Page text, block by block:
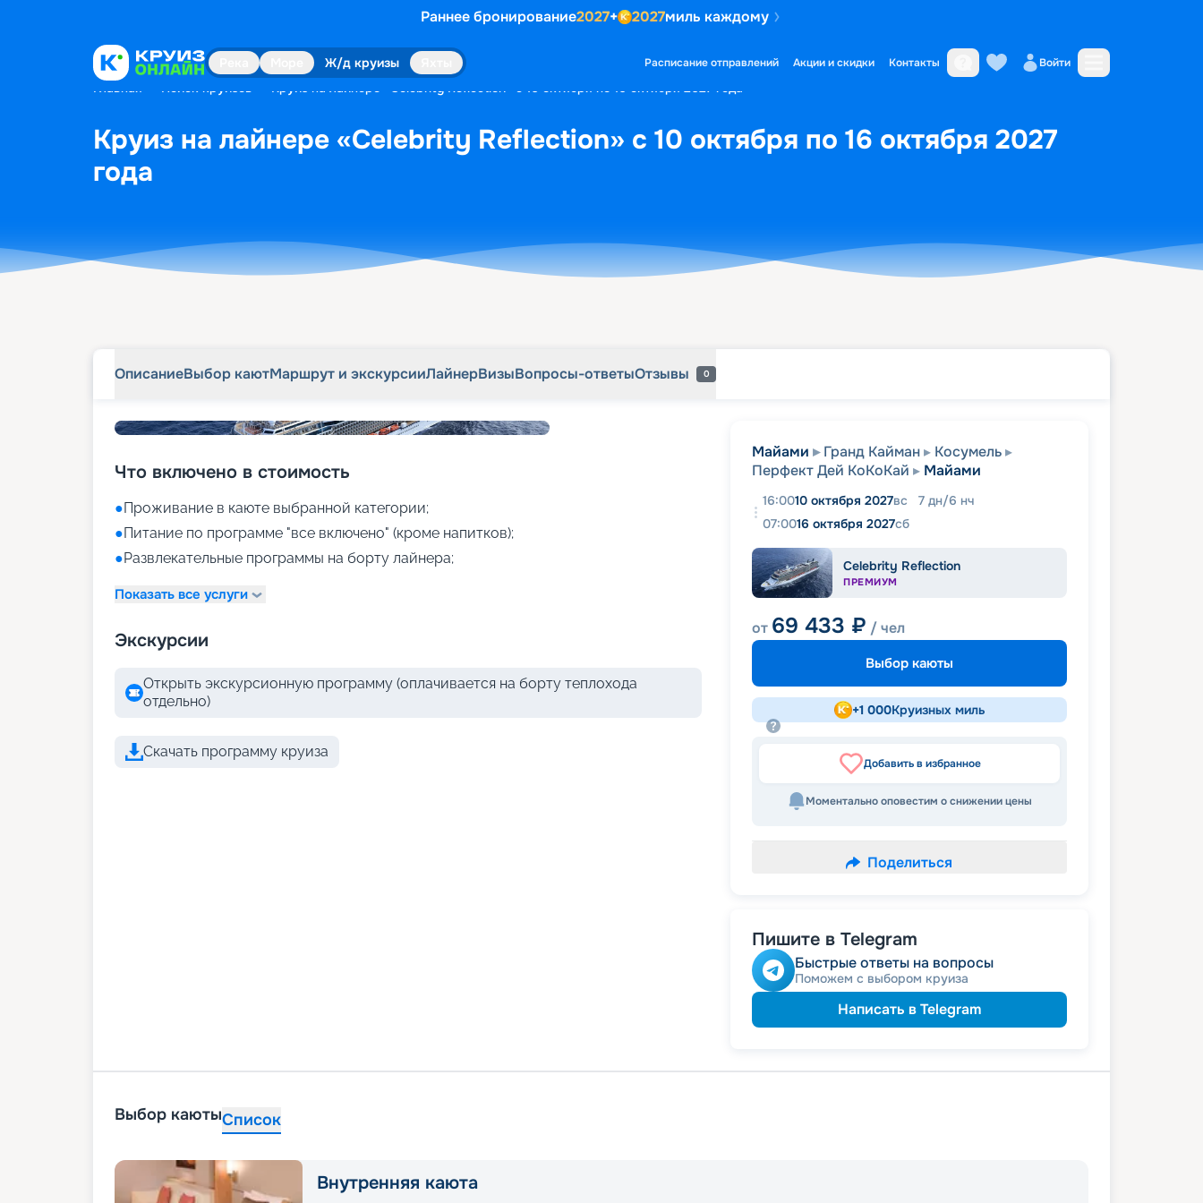
Раннее бронирование2027+ 2027миль каждому
Ж/д круизы Расписание отправлений Акции и скидки Контакты Войти
Главная Поиск круизов Круиз на лайнере «Celebrity Reflection» с 10 октября по 16 октября 2027 года
Круиз на лайнере «Celebrity Reflection» с 10 октября по 16 октября 2027
года
ОписаниеВыбор каютМаршрут и экскурсииЛайнерВизыВопросы-ответыОтзывы 0
Что включено в стоимость
●Проживание в каюте выбранной категории;
●Питание по программе "все включено" (кроме напитков);
●Развлекательные программы на борту лайнера;
Показать все услуги
Экскурсии
Открыть экскурсионную программу (оплачивается на борту теплохода
отдельно)
Скачать программу круиза
Майами Гранд Кайман
Косумель
Перфект Дей КоКоКай
Майами
16:0010 октября 2027вс 7 дн/6 нч
07:0016 октября 2027сб
Celebrity Reflection
ПРЕМИУМ
от 69 433 ₽ / чел
Выбор каюты
+1 000Круизных миль
Добавить в избранное
Моментально оповестим о снижении цены
Поделиться
Пишите в Telegram
Быстрые ответы на вопросы
Поможем с выбором круиза
Написать в Telegram
Выбор каютыСписок
Внутренняя каюта